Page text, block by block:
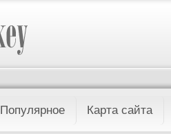
Популярное Карта сайта